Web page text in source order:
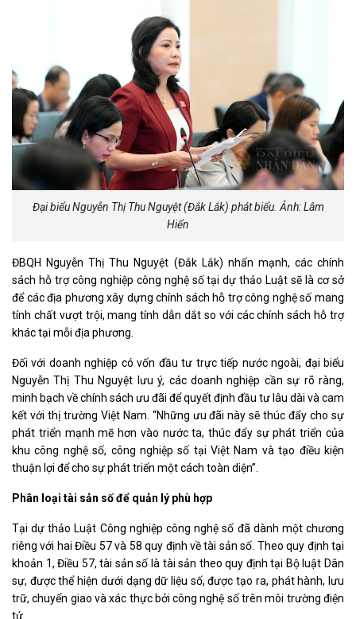
Đại biểu Nguyễn Thị Thu Nguyệt (Đắk Lắk) phát biểu. Ảnh: Lâm
Hiển
ĐBQH Nguyễn Thị Thu Nguyệt (Đắk Lắk) nhấn mạnh, các chính
sách hỗ trợ công nghiệp công nghệ số tại dự thảo Luật sẽ là cơ sở
để các địa phương xây dựng chính sách hỗ trợ công nghệ số mang
tính chất vượt trội, mang tính dẫn dắt so với các chính sách hỗ trợ
khác tại mỗi địa phương.
Đối với doanh nghiệp có vốn đầu tư trực tiếp nước ngoài, đại biểu
Nguyễn Thị Thu Nguyệt lưu ý, các doanh nghiệp cần sự rõ ràng,
minh bạch về chính sách ưu đãi để quyết định đầu tư lâu dài và cam
kết với thị trường Việt Nam. “Những ưu đãi này sẽ thúc đẩy cho sự
phát triển mạnh mẽ hơn vào nước ta, thúc đẩy sự phát triển của
khu công nghệ số, công nghiệp số tại Việt Nam và tạo điều kiện
thuận lợi để cho sự phát triển một cách toàn diện”.
Phân loại tài sản số để quản lý phù hợp
Tại dự thảo Luật Công nghiệp công nghệ số đã dành một chương
riêng với hai Điều 57 và 58 quy định về tài sản số. Theo quy định tại
khoản 1, Điều 57, tài sản số là tài sản theo quy định tại Bộ luật Dân
sự, được thể hiện dưới dạng dữ liệu số, được tạo ra, phát hành, lưu
trữ, chuyển giao và xác thực bởi công nghệ số trên môi trường điện
tử.